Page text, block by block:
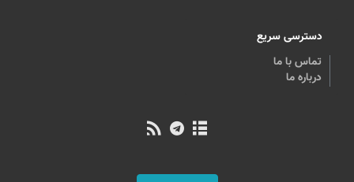
دسترسی سریع
تماس با ما
درباره ما